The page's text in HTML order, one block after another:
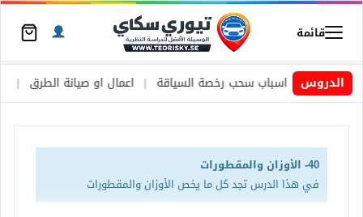
قائمة
الدروس
| اسباب سحب رخصة السياقة | اعمال او صيانة الطرق |
40- الأوزان والمقطورات
في هذا الدرس تجد كل ما يخص الأوزان والمقطورات